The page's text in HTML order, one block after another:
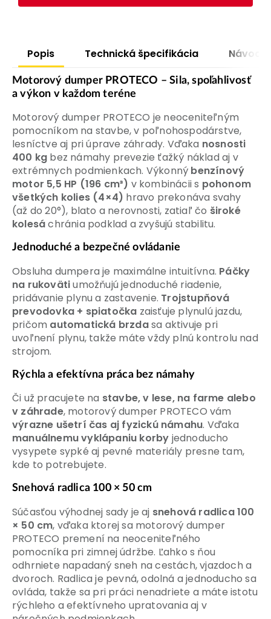
Popis Technická špecifikácia Návody
Motorový dumper PROTECO – Sila, spoľahlivosť
a výkon v každom teréne
Motorový dumper PROTECO je neoceniteľným
pomocníkom na stavbe, v poľnohospodárstve,
lesníctve aj pri úprave záhrady. Vďaka nosnosti
400 kg bez námahy prevezie ťažký náklad aj v
extrémnych podmienkach. Výkonný benzínový
motor 5,5 HP (196 cm³) v kombinácii s pohonom
všetkých kolies (4×4) hravo prekonáva svahy
(až do 20°), blato a nerovnosti, zatiaľ čo široké
kolesáchránia podklad a zvyšujú stabilitu.
Jednoduché a bezpečné ovládanie
Obsluha dumpera je maximálne intuitívna. Páčky
na rukovätiumožňujú jednoduché riadenie,
pridávanie plynu a zastavenie. Trojstupňová
prevodovka + spiatočka zaisťuje plynulú jazdu,
pričom automatická brzdasa aktivuje pri
uvoľnení plynu, takže máte vždy plnú kontrolu nad
strojom.
Rýchla a efektívna práca bez námahy
Či už pracujete na stavbe, v lese, na farme alebo
v záhrade, motorový dumper PROTECO vám
výrazne ušetrí čas aj fyzickú námahu. Vďaka
manuálnemu vyklápaniu korby jednoducho
vysypete sypké aj pevné materiály presne tam,
kde to potrebujete.
Snehová radlica 100 × 50 cm
Súčasťou výhodnej sady je aj snehová radlica 100
× 50 cm, vďaka ktorej sa motorový dumper
PROTECO premení na neoceniteľného
pomocníka pri zimnej údržbe. Ľahko s ňou
odhrniete napadaný sneh na cestách, vjazdoch a
dvoroch. Radlica je pevná, odolná a jednoducho sa
ovláda, takže sa pri práci nenadriete a máte istotu
rýchleho a efektívneho upratovania aj v